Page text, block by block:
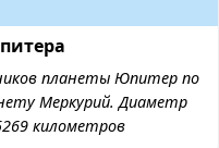
планеты Юпитер по
Меркурий. Диаметр
километров